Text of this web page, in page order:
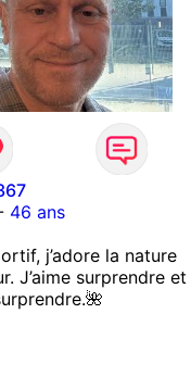
46 ans
j’adore la nature
J’aime surprendre et